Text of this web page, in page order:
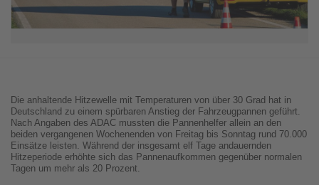
Die anhaltende Hitzewelle mit Temperaturen von über 30 Grad hat in
Deutschland zu einem spürbaren Anstieg der Fahrzeugpannen geführt.
Nach Angaben des ADAC mussten die Pannenhelfer allein an den
beiden vergangenen Wochenenden von Freitag bis Sonntag rund 70.000
Einsätze leisten. Während der insgesamt elf Tage andauernden
Hitzeperiode erhöhte sich das Pannenaufkommen gegenüber normalen
Tagen um mehr als 20 Prozent.